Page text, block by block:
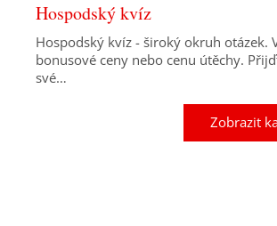
Hospodský kvíz
Hospodský kvíz - široký okruh otázek.
bonusové ceny nebo cenu útěchy.
své…
Zobrazit